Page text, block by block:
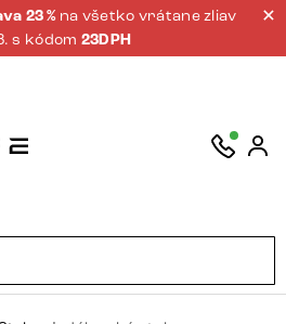
23 % na všetko vrátane zliav
s kódom 23DPH